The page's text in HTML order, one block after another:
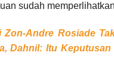
sudah
Zon-Andre Rosiade
Dahnil: Itu Keputusan